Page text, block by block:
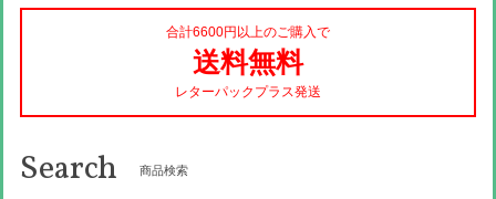
合計6600円以上のご購入で
送料無料
レターパックプラス発送
Search 商品検索